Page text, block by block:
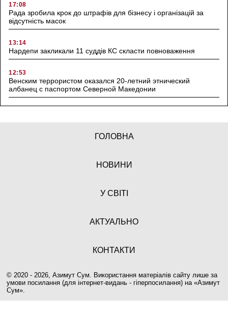
17:08
Рада зробила крок до штрафів для бізнесу і організацій за
відсутність масок
13:14
Нардепи закликали 11 суддів КС скласти повноваження
12:53
Венским террористом оказался 20-летний этнический
албанец с паспортом Северной Македонии
ГОЛОВНА
НОВИНИ
У СВІТІ
АКТУАЛЬНО
КОНТАКТИ
© 2020 - 2026, Азимут Сум. Використання матеріалів сайту лише за
умови посилання (для інтернет-видань - гіперпосилання) на «Азимут
Сум».